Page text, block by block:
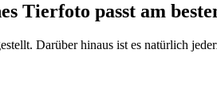
Tierfoto passt am
Darüber hinaus ist es natürlich